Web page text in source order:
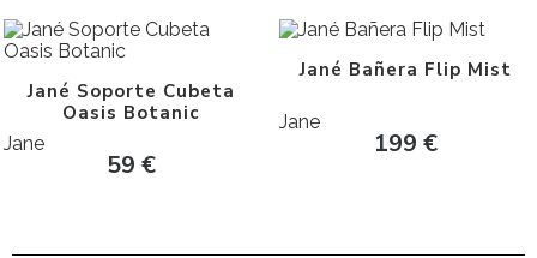
Jané Soporte Cubeta
Oasis Botanic
Jane
59 €
Jané Bañera Flip Mist
Jane
199€